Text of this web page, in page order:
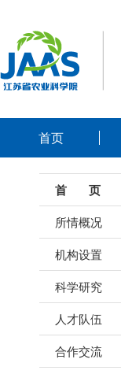
首页
首 页
所情概况
机构设置
科学研究
人才队伍
合作交流